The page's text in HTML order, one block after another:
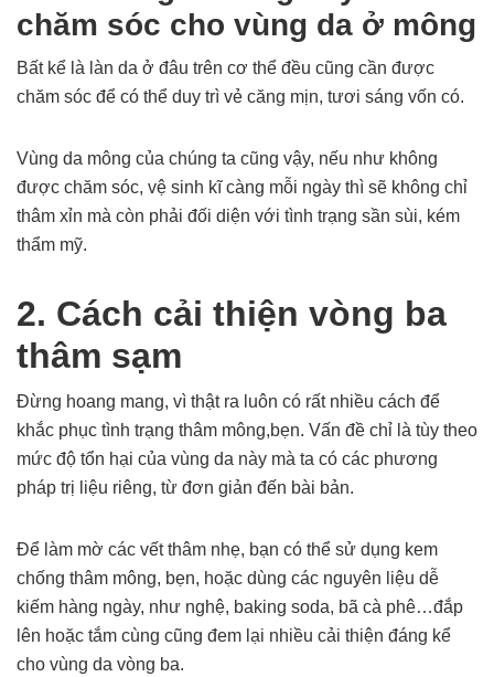
chăm sóc cho vùng da ở mông
Bất kể là làn da ở đâu trên cơ thể đều cũng cần được
chăm sóc để có thể duy trì vẻ căng mịn, tươi sáng vốn có.
Vùng da mông của chúng ta cũng vậy, nếu như không
được chăm sóc, vệ sinh kĩ càng mỗi ngày thì sẽ không chỉ
thâm xỉn mà còn phải đối diện với tình trạng sần sùi, kém
thẩm mỹ.
2. Cách cải thiện vòng ba
thâm sạm
Đừng hoang mang, vì thật ra luôn có rất nhiều cách để
khắc phục tình trạng thâm mông,bẹn. Vấn đề chỉ là tùy theo
mức độ tổn hại của vùng da này mà ta có các phương
pháp trị liệu riêng, từ đơn giản đến bài bản.
Để làm mờ các vết thâm nhẹ, bạn có thể sử dụng kem
chống thâm mông, bẹn, hoặc dùng các nguyên liệu dễ
kiếm hàng ngày, như nghệ, baking soda, bã cà phê…đắp
lên hoặc tắm cùng cũng đem lại nhiều cải thiện đáng kể
cho vùng da vòng ba.